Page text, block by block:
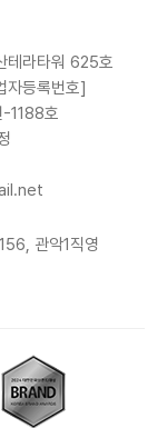
테라타워 625호
자등록번호]
-1188호
관악1직영